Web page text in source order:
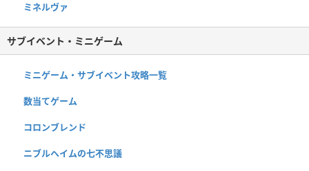
ミネルヴァ
サブイベント・ミニゲーム
ミニゲーム・サブイベント攻略一覧
数当てゲーム
コロンブレンド
ニブルヘイムの七不思議